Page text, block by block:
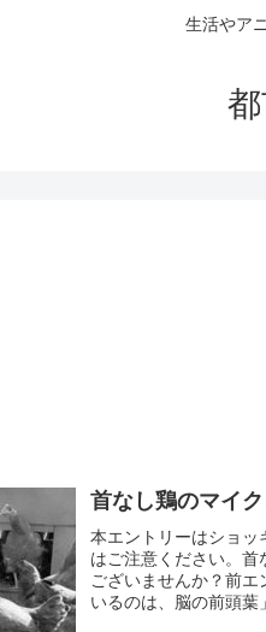
生活やア
首なし鶏のマイ
本エントリーはショッ
はご注意ください。
ございませんか？前
いるのは、脳の前頭